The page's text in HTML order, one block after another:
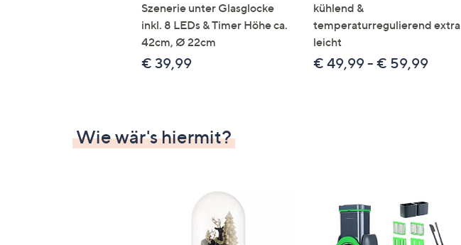
Szenerie unter Glasglocke
inkl. 8 LEDs & Timer Höhe ca.
42cm, Ø 22cm
€ 39,99
kühlend &
temperaturregulierend extra
leicht
€ 49,99 - € 59,99
Wie wär's hiermit?